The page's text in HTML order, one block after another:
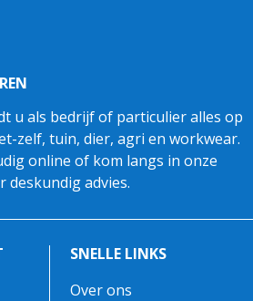
u als bedrijf of particulier alles op
zelf, tuin, dier, agri en workwear.
online of kom langs in onze
deskundig advies.
SNELLE LINKS
Over ons